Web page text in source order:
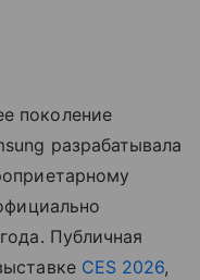
поколение
разрабатывала
Публичная
CES 2026,